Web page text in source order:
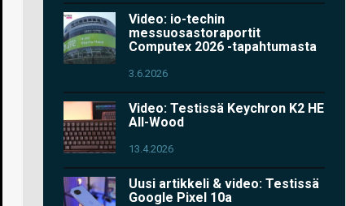
Video: io-techin
messuosastoraportit
Computex 2026 -tapahtumasta
3.6.2026
Video: Testissä Keychron K2 HE
All-Wood
13.4.2026
Uusi artikkeli & video: Testissä
Google Pixel 10a